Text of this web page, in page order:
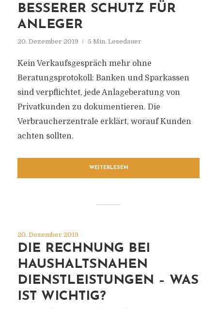
BESSERER SCHUTZ FÜR
ANLEGER
20. Dezember 2019 5 Min. Lesedauer
Kein Verkaufsgespräch mehr ohne
Beratungsprotokoll: Banken und Sparkassen
sind verpflichtet, jede Anlageberatung von
Privatkunden zu dokumentieren. Die
Verbraucherzentrale erklärt, worauf Kunden
achten sollten.
WEITERLESEN
20. Dezember 2019
DIE RECHNUNG BEI
HAUSHALTSNAHEN
DIENSTLEISTUNGEN – WAS
IST WICHTIG?